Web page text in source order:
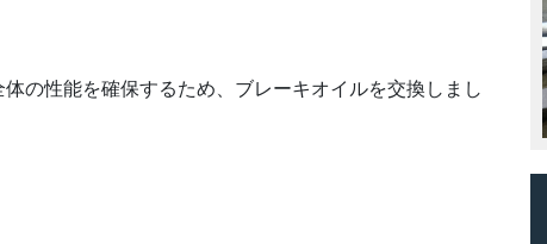
の性能を確保するため、ブレーキオイルを交換しまし